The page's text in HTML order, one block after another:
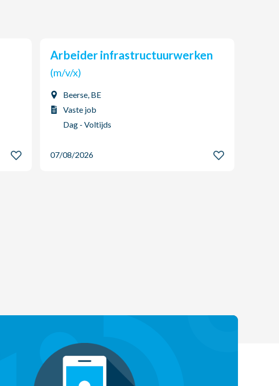
Arbeider infrastructuurwerken
(m/v/x)
Beerse, BE
Vaste job
Dag - Voltijds
07/08/2026